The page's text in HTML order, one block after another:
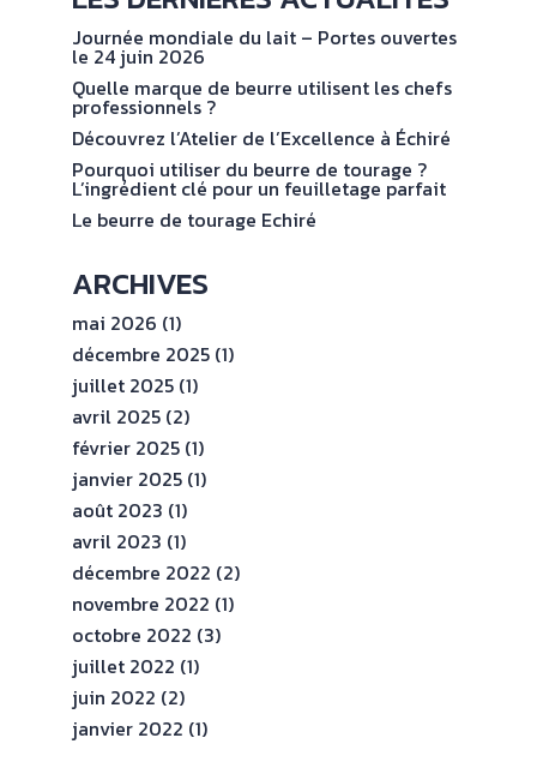
NOS
ENGAGEMENTS
ESPACE
PROFESSIONNEL
CONTACT
Journée mondiale du lait – Portes ouvertes
le 24 juin 2026
Quelle marque de beurre utilisent les chefs
professionnels ?
Découvrez l’Atelier de l’Excellence à Échiré
Pourquoi utiliser du beurre de tourage ?
L’ingrédient clé pour un feuilletage parfait
Le beurre de tourage Echiré
ARCHIVES
mai 2026 (1)
décembre 2025 (1)
juillet 2025 (1)
avril 2025 (2)
février 2025 (1)
janvier 2025 (1)
août 2023 (1)
avril 2023 (1)
décembre 2022 (2)
novembre 2022 (1)
octobre 2022 (3)
juillet 2022 (1)
juin 2022 (2)
janvier 2022 (1)